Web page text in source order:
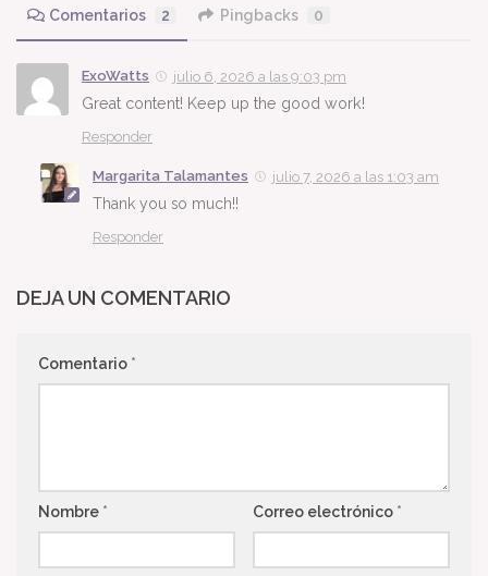
Comentarios 2 Pingbacks 0
ExoWatts julio 6, 2026 a las 9:03 pm
Great content! Keep up the good work!
Responder
Margarita Talamantes julio 7, 2026 a las 1:03 am
Thank you so much!!
Responder
DEJA UN COMENTARIO
Comentario *
Nombre * Correo electrónico *